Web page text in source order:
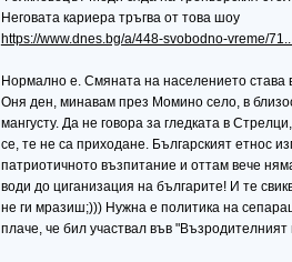
Неговата кариера тръгва от това шоу
https://www.dnes.bg/a/448-svobodno-vreme/
Нормално е. Смяната на населението става
Оня ден, минавам през Момино село, в
мангусту. Да не говора за гледката в
се, те не са приходане. Българският етнос
патриотичното възпитание и оттам вече
води до циганизация на българите! И те
не ги мразиш;))) Нужна е политика на
плаче, че бил участвал във